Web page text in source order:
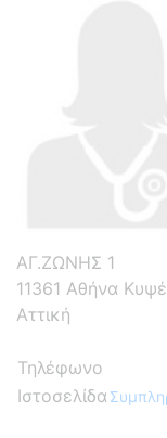
ΑΓ.ΖΩΝΗΣ 1
11361 Αθήνα
Αττική
Τηλέφωνο
Ιστοσελίδα